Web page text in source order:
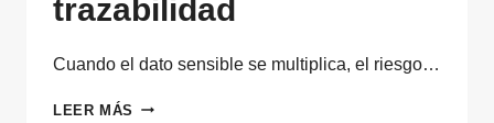
trazabilidad
Cuando el dato sensible se multiplica, el riesgo…
LEER MÁS ANONIMIZA